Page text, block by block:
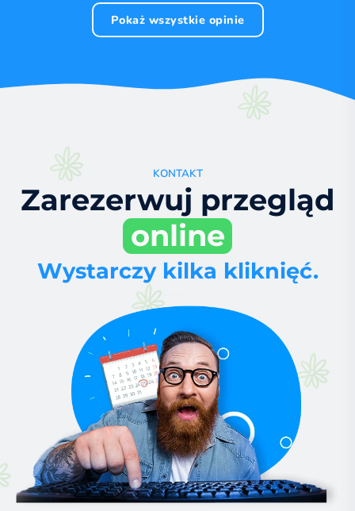
Pokaż wszystkie opinie
KONTAKT
Zarezerwuj przegląd
online
Wystarczy kilka kliknięć.